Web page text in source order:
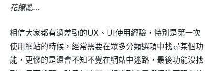
花撩亂…
相信大家都有過差勁的UX、UI使用經驗，特別是第一次
使用網站的時候，經常需要在眾多分類選項中找尋某個功
能，更慘的是還會不知不覺在網站中迷路，最後功能沒找